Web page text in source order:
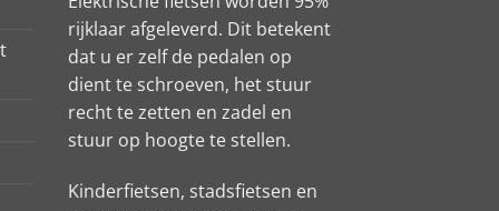
rijklaar afgeleverd. Dit betekent
dat u er zelf de pedalen op
dient te schroeven, het stuur
recht te zetten en zadel en
stuur op hoogte te stellen.
Kinderfietsen, stadsfietsen en